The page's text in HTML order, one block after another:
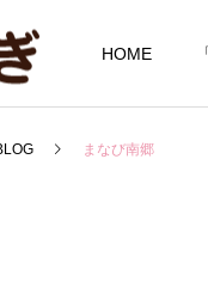
HOME
まなび南郷